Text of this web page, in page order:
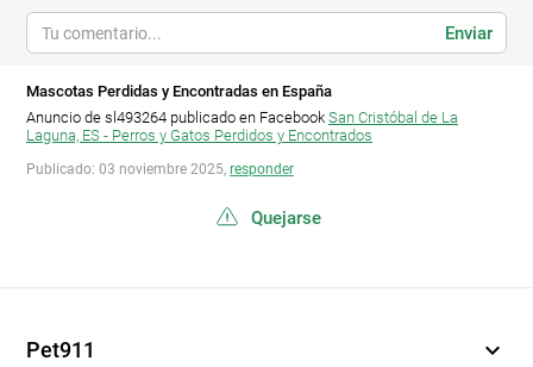
Enviar
Mascotas Perdidas y Encontradas en España
Anuncio de sl493264 publicado en Facebook San Cristóbal de La
Laguna, ES - Perros y Gatos Perdidos y Encontrados
Publicado: 03 noviembre 2025, responder
Quejarse
Pet911 expand_more